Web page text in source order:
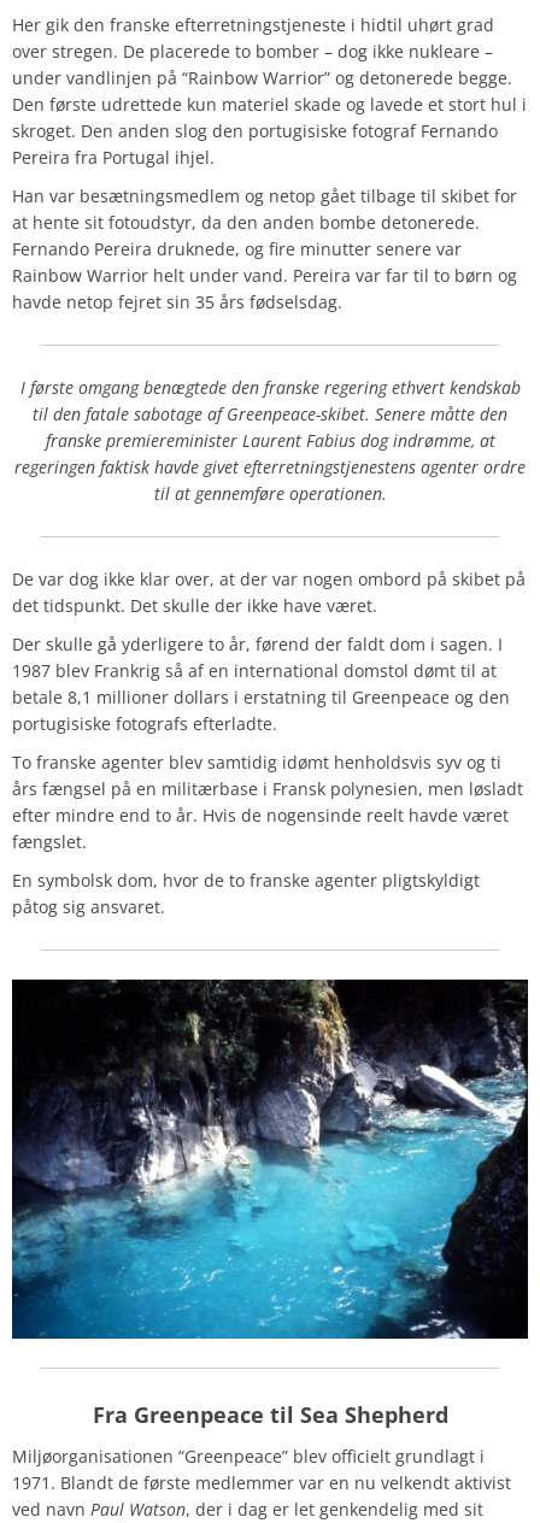
Her gik den franske efterretningstjeneste i hidtil uhørt grad
over stregen. De placerede to bomber – dog ikke nukleare –
under vandlinjen på “Rainbow Warrior” og detonerede begge.
Den første udrettede kun materiel skade og lavede et stort hul i
skroget. Den anden slog den portugisiske fotograf Fernando
Pereira fra Portugal ihjel.
Han var besætningsmedlem og netop gået tilbage til skibet for
at hente sit fotoudstyr, da den anden bombe detonerede.
Fernando Pereira druknede, og fire minutter senere var
Rainbow Warrior helt under vand. Pereira var far til to børn og
havde netop fejret sin 35 års fødselsdag.
I første omgang benægtede den franske regering ethvert kendskab
til den fatale sabotage af Greenpeace-skibet. Senere måtte den
franske premiereminister Laurent Fabius dog indrømme, at
regeringen faktisk havde givet efterretningstjenestens agenter ordre
til at gennemføre operationen.
De var dog ikke klar over, at der var nogen ombord på skibet på
det tidspunkt. Det skulle der ikke have været.
Der skulle gå yderligere to år, førend der faldt dom i sagen. I
1987 blev Frankrig så af en international domstol dømt til at
betale 8,1 millioner dollars i erstatning til Greenpeace og den
portugisiske fotografs efterladte.
To franske agenter blev samtidig idømt henholdsvis syv og ti
års fængsel på en militærbase i Fransk polynesien, men løsladt
efter mindre end to år. Hvis de nogensinde reelt havde været
fængslet.
En symbolsk dom, hvor de to franske agenter pligtskyldigt
påtog sig ansvaret.
Fra Greenpeace til Sea Shepherd
Miljøorganisationen “Greenpeace” blev officielt grundlagt i
1971. Blandt de første medlemmer var en nu velkendt aktivist
ved navn Paul Watson, der i dag er let genkendelig med sit